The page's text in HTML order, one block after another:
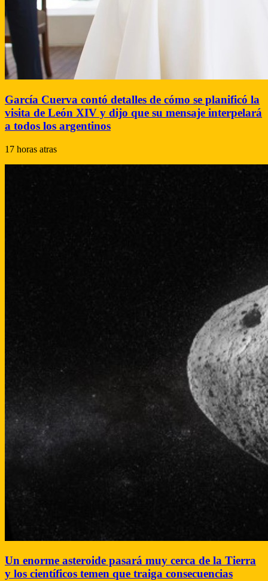
García Cuerva contó detalles de cómo se planificó la
visita de León XIV y dijo que su mensaje interpelará
a todos los argentinos
17 horas atras
Un enorme asteroide pasará muy cerca de la Tierra
y los científicos temen que traiga consecuencias